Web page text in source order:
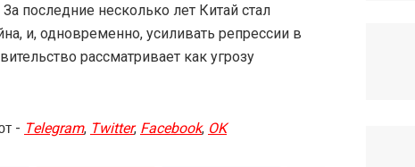
последние несколько лет Китай стал
и, одновременно, усиливать репрессии в
рассматривает как угрозу
- Telegram, Twitter, Facebook, OK